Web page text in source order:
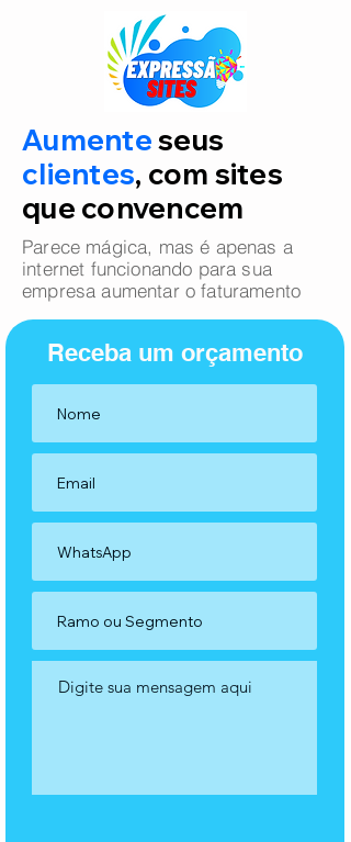
Aumenteseus
clientes, com sites
que convencem
Parece mágica, mas é apenas a
internet funcionando para sua
empresa aumentar o faturamento
Receba um orçamento